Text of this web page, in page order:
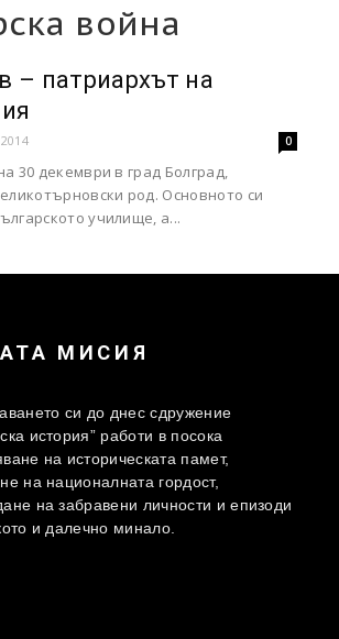
война
– патриархът на
0
30 декември в град Болград,
род. Основното си
училище, а...
МИСИЯ
си до днес сдружение
история” работи в посока
на историческата памет,
на националната гордост,
на забравени личности и епизоди
и далечно минало.